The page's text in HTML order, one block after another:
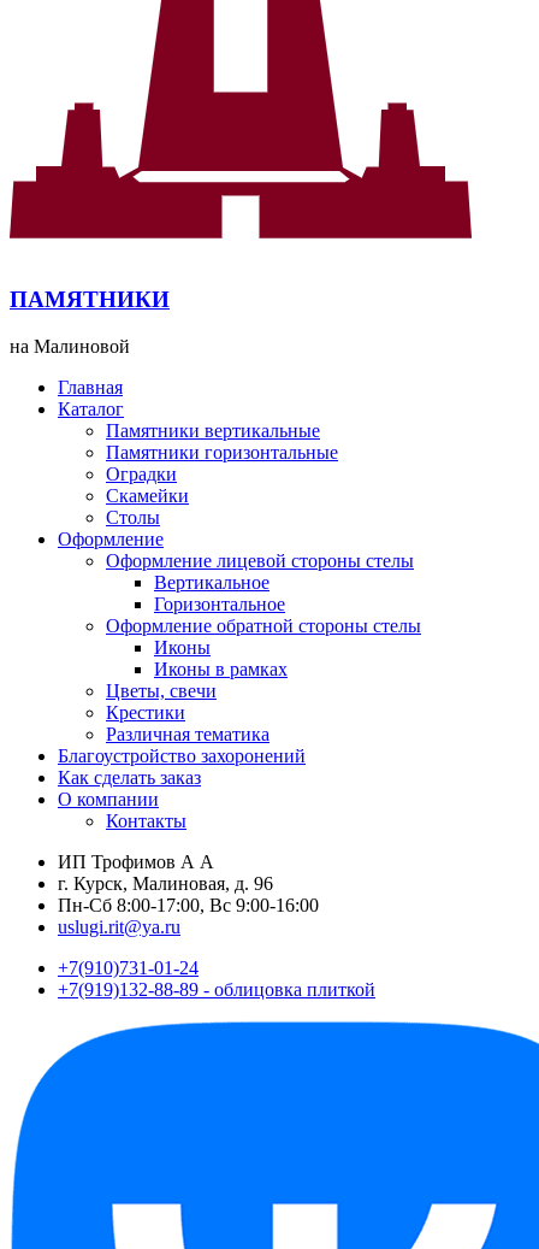
ПАМЯТНИКИ
на Малиновой
Главная
Каталог
Памятники вертикальные
Памятники горизонтальные
Оградки
Скамейки
Столы
Оформление
Оформление лицевой стороны стелы
Вертикальное
Горизонтальное
Оформление обратной стороны стелы
Иконы
Иконы в рамках
Цветы, свечи
Крестики
Различная тематика
Благоустройство захоронений
Как сделать заказ
О компании
Контакты
ИП Трофимов А А
г. Курск, Малиновая, д. 96
Пн-Сб 8:00-17:00, Вс 9:00-16:00
uslugi.rit@ya.ru
+7(910)731-01-24
+7(919)132-88-89 - облицовка плиткой